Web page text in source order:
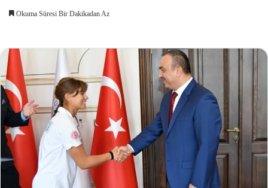
Okuma Süresi Bir Dakikadan Az